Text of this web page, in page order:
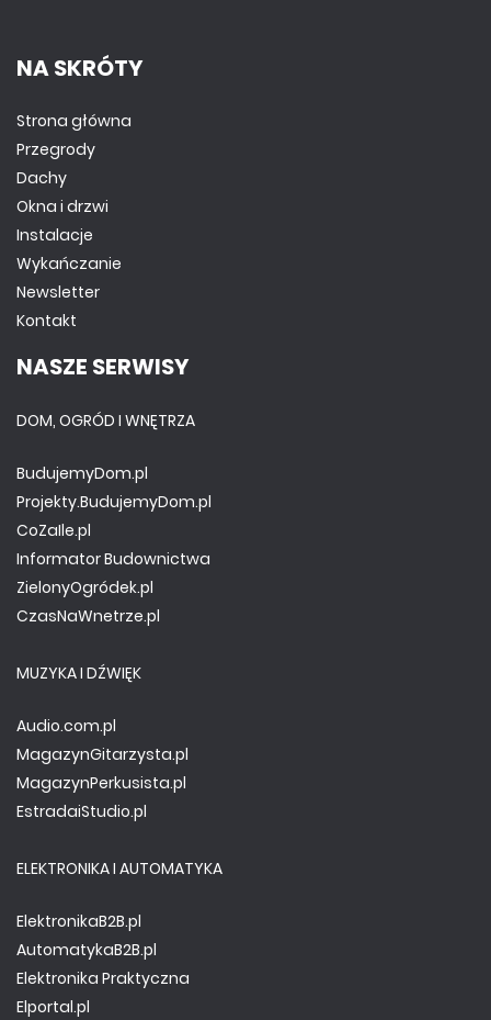
NA SKRÓTY
Strona główna
Przegrody
Dachy
Okna i drzwi
Instalacje
Wykańczanie
Newsletter
Kontakt
NASZE SERWISY
DOM, OGRÓD I WNĘTRZA
BudujemyDom.pl
Projekty.BudujemyDom.pl
CoZaIle.pl
Informator Budownictwa
ZielonyOgródek.pl
CzasNaWnetrze.pl
MUZYKA I DŹWIĘK
Audio.com.pl
MagazynGitarzysta.pl
MagazynPerkusista.pl
EstradaiStudio.pl
ELEKTRONIKA I AUTOMATYKA
ElektronikaB2B.pl
AutomatykaB2B.pl
Elektronika Praktyczna
Elportal.pl